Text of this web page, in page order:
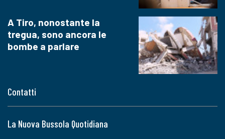
Contatti
La Nuova Bussola Quotidiana
A Tiro, nonostante la
tregua, sono ancora le
bombe a parlare